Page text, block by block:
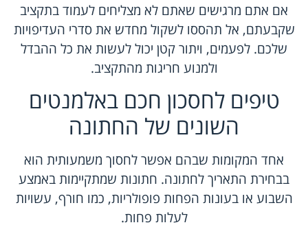
אם אתם מרגישים שאתם לא מצליחים לעמוד בתקציב
שקבעתם, אל תהססו לשקול מחדש את סדרי העדיפויות
שלכם. לפעמים, ויתור קטן יכול לעשות את כל ההבדל
ולמנוע חריגות מהתקציב.
טיפים לחסכון חכם באלמנטים
השונים של החתונה
אחד המקומות שבהם אפשר לחסוך משמעותית הוא
בבחירת התאריך לחתונה. חתונות שמתקיימות באמצע
השבוע או בעונות הפחות פופולריות, כמו חורף, עשויות
לעלות פחות.